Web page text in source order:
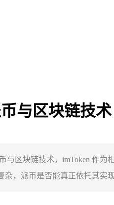
与区块链技术
与区块链技术，imToken 作
，派币是否能真正依托其实